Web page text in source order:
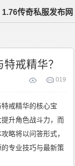
1.76传奇私服发布网
戒精华？
19
0
戒精华的核心宝
升角色战斗力，而
略将以问答形式，
专业技巧与最新策